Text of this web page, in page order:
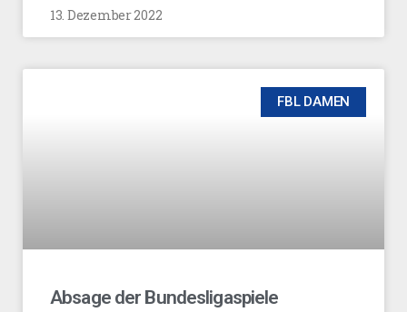
13. Dezember 2022
FBL DAMEN
Absage der Bundesligaspiele